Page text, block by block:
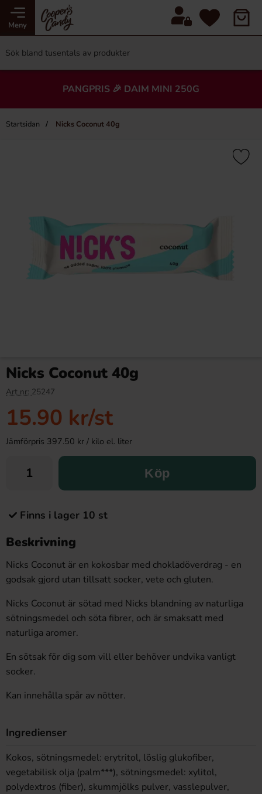
Meny
PANGPRIS 🎉 DAIM MINI 250G
Startsidan Nicks Coconut 40g
Nicks Coconut 40g
Art nr: 25247
15.90 kr/st
Jämförpris 397.50 kr / kilo el. liter
Köp
Finns i lager 10 st
Beskrivning
Nicks Coconut är en kokosbar med chokladöverdrag - en
godsak gjord utan tillsatt socker, vete och gluten.
Nicks Coconut är sötad med Nicks blandning av naturliga
sötningsmedel och söta fibrer, och är smaksatt med
naturliga aromer.
En sötsak för dig som vill eller behöver undvika vanligt
socker.
Kan innehålla spår av nötter.
Ingredienser
Kokos, sötningsmedel: erytritol, löslig glukofiber,
vegetabilisk olja (palm***), sötningsmedel: xylitol,
polydextros (fiber), skummjölks pulver, vasslepulver,